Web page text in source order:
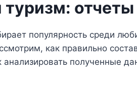
отчеты
популярность среди
как правильно
анализировать полученные